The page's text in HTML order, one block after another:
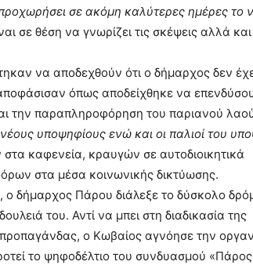
σε ακόμη καλύτερες ημέρες το
σε θέση να γνωρίζει τις σκέψεις αλλά
να αποδεχθούν ότι ο δήμαρχος δεν
όπως αποδείχθηκε να
την παραπληροφόρηση του παριανού
υποψηφίους ενώ και οι παλιοί του
καφενεία, κραυγών σε αυτοδιοικητικά
στα μέσα κοινωνικής δικτύωσης.
ο δήμαρχος Πάρου διάλεξε το δύσκολο
του. Αντί να μπει στη διαδικασία της
ο Κωβαίος αγνόησε την
το ψηφοδέλτιο του συνδυασμού